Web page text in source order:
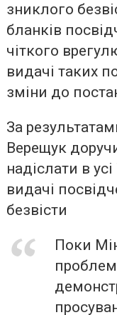
зниклого
бланків
чіткого
видачі таких
зміни до
За
Верещук
надіслати в
видачі
безвісти
Поки